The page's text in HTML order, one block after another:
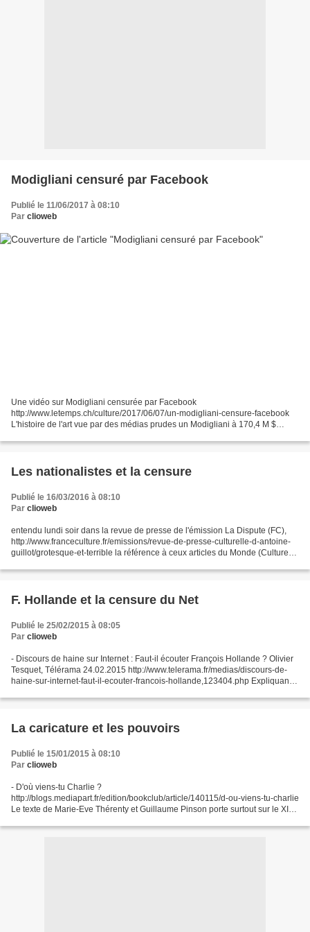
Modigliani censuré par Facebook
Publié le 11/06/2017 à 08:10
Par clioweb
Une vidéo sur Modigliani censurée par Facebook
http://www.letemps.ch/culture/2017/06/07/un-modigliani-censure-facebook
L'histoire de l'art vue par des médias prudes un Modigliani à 170,4 M $
http://www.slate.fr/story/109739/censure-nu-modigliani-medias...
Les nationalistes et la censure
Publié le 16/03/2016 à 08:10
Par clioweb
entendu lundi soir dans la revue de presse de l'émission La Dispute (FC),
http://www.franceculture.fr/emissions/revue-de-presse-culturelle-d-antoine-
guillot/grotesque-et-terrible la référence à ceux articles du Monde (Culture
F. Hollande et la censure du Net
Publié le 25/02/2015 à 08:05
Par clioweb
- Discours de haine sur Internet : Faut-il écouter François Hollande ? Olivier
Tesquet, Télérama 24.02.2015 http://www.telerama.fr/medias/discours-de-
haine-sur-internet-faut-il-ecouter-francois-hollande,123404.php Expliquant
La caricature et les pouvoirs
Publié le 15/01/2015 à 08:10
Par clioweb
- D'où viens-tu Charlie ?
http://blogs.mediapart.fr/edition/bookclub/article/140115/d-ou-viens-tu-charlie
Le texte de Marie-Eve Thérenty et Guillaume Pinson porte surtout sur le XIXe